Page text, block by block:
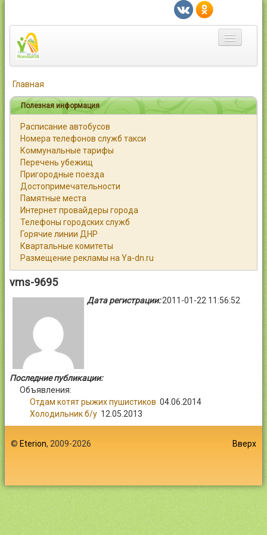
Город
Статьи
Каталог
Справочник
Работа
Объявления
Помощь
Контакты
Главная
Полезная информация
Расписание автобусов
Номера телефонов служб такси
Коммунальные тарифы
Перечень убежищ
Пригородные поезда
Достопримечательности
Памятные места
Интернет провайдеры города
Телефоны городских служб
Горячие линии ДНР
Квартальные комитеты
Размещение рекламы на Ya-dn.ru
vms-9695
Дата регистрации:2011-01-22 11:56:52
Последние публикации:
Объявления:
Отдам котят рыжих пушистиков 04.06.2014
Холодильник б/у 12.05.2013
© Eterion, 2009-2026 Вверх